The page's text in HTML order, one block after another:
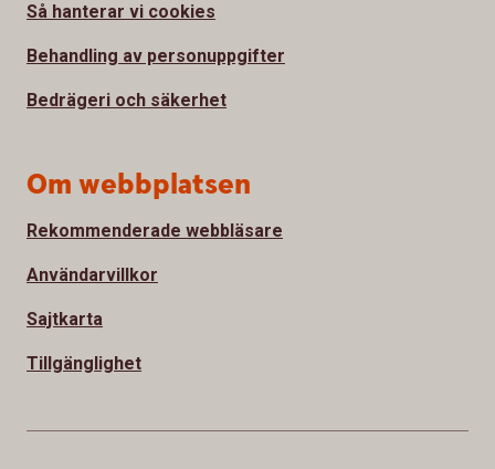
Så hanterar vi cookies
Behandling av personuppgifter
Bedrägeri och säkerhet
Om webbplatsen
Rekommenderade webbläsare
Användarvillkor
Sajtkarta
Tillgänglighet